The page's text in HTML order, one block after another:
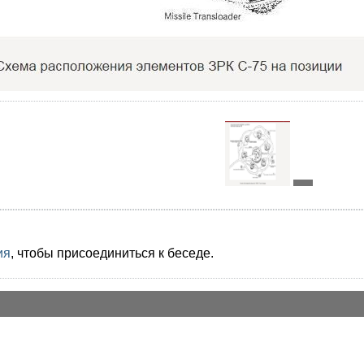
, чтобы присоединиться к беседе.